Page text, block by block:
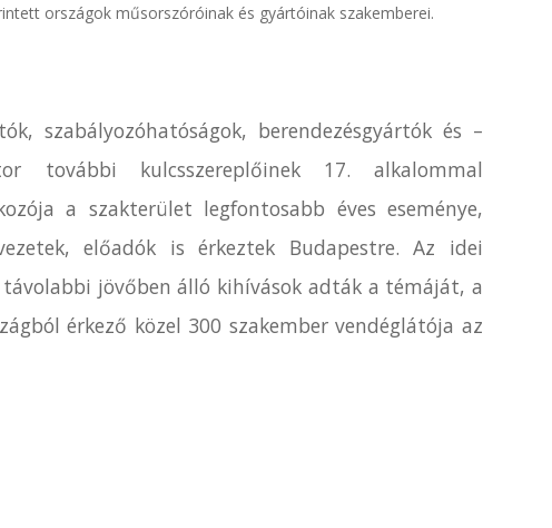
országok műsorszóróinak és gyártóinak szakemberei.
szabályozóhatóságok, berendezésgyártók és –
további kulcsszereplőinek 17. alkalommal
a szakterület legfontosabb éves eseménye,
előadók is érkeztek Budapestre. Az idei
jövőben álló kihívások adták a témáját, a
érkező közel 300 szakember vendéglátója az